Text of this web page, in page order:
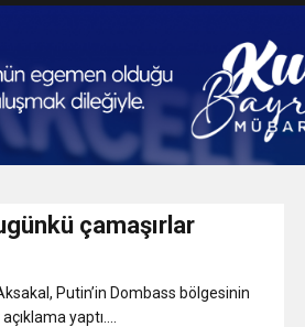
DAHA FAZLASI MI VAR?
Özgürlük ve Onur Nişanesidir
çamaşırlar
Putin’in Dombass bölgesinin
yaptı....